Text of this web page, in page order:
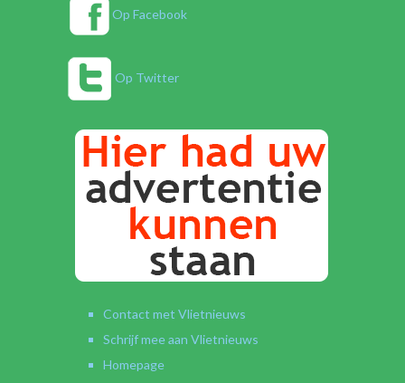
Op Facebook
Op Twitter
Contact met Vlietnieuws
Schrijf mee aan Vlietnieuws
Homepage